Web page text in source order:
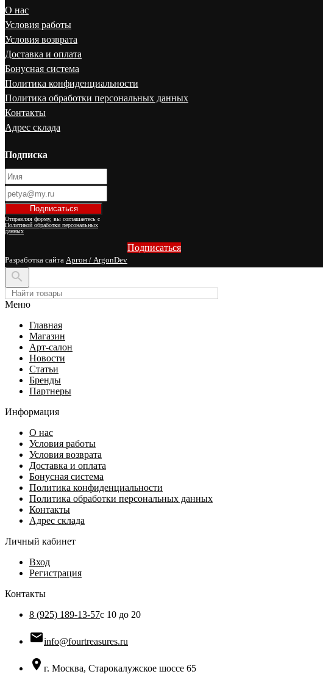
О нас
Условия работы
Условия возврата
Доставка и оплата
Бонусная система
Политика конфиденциальности
Политика обработки персональных данных
Контакты
Адрес склада
Подписка
Отправляя форму, вы соглашаетесь с
Политикой обработки персональных
данных
Подписаться
Разработка сайта Аргон / ArgonDev

Меню
Главная
Магазин
Арт-салон
Новости
Статьи
Бренды
Партнеры
Информация
О нас
Условия работы
Условия возврата
Доставка и оплата
Бонусная система
Политика конфиденциальности
Политика обработки персональных данных
Контакты
Адрес склада
Личный кабинет
Вход
Регистрация
Контакты
8 (925) 189-13-57с 10 до 20
info@fourtreasures.ru
 г. Москва, Старокалужское шоссе 65